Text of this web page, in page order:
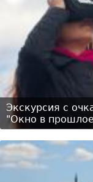
Экскурсия с
"Окно в